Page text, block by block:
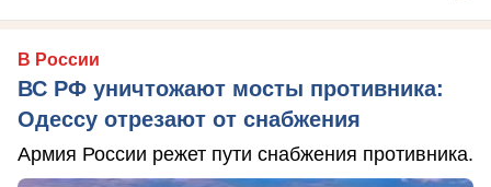
В России
ВС РФ уничтожают мосты противника:
Одессу отрезают от снабжения
Армия России режет пути снабжения противника.